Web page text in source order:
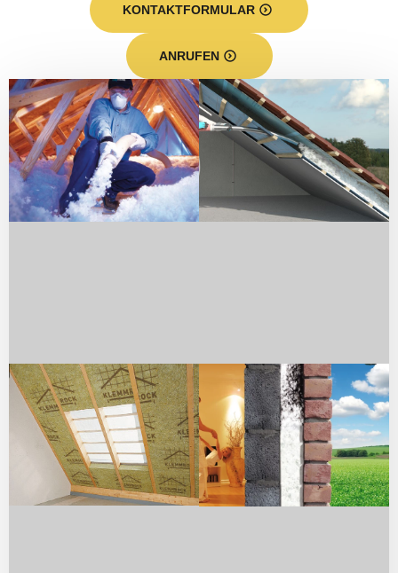
KONTAKTFORMULAR
ANRUFEN